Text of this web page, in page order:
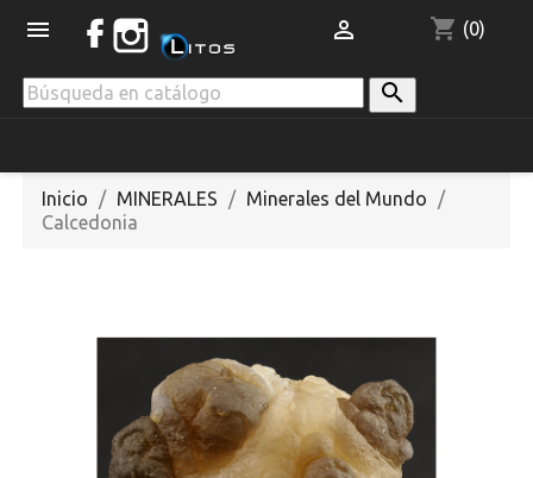
 shopping_cart (0)


Inicio MINERALES
Minerales del Mundo
Calcedonia